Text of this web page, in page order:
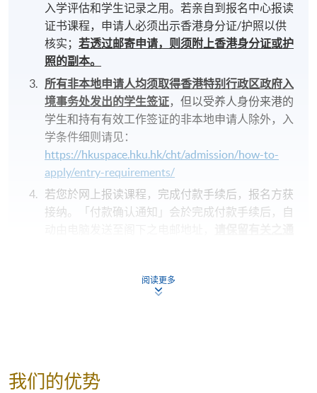
入学评估和学生记录之用。若亲自到报名中心报读
证书课程，申请人必须出示香港身分证/护照以供
核实；若透过邮寄申请，则须附上香港身分证或护
照的副本。
所有非本地申请人均须取得香港特别行政区政府入
境事务处发出的学生签证，但以受养人身份来港的
学生和持有有效工作签证的非本地申请人除外，入
学条件细则请见：
https://hkuspace.hku.hk/cht/admission/how-to-
apply/entry-requirements/
若您於网上报读课程，完成付款手续后，报名方获
接纳。「付款确认通知」会於完成付款手续后，自
不论亲身报名或网上报名，请务必
通知，学员须按时到指定地点上课。
阅读更多
我们的优势